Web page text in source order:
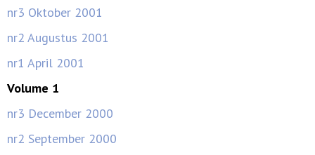
nr3 Oktober 2001
nr2 Augustus 2001
nr1 April 2001
Volume 1
nr3 December 2000
nr2 September 2000